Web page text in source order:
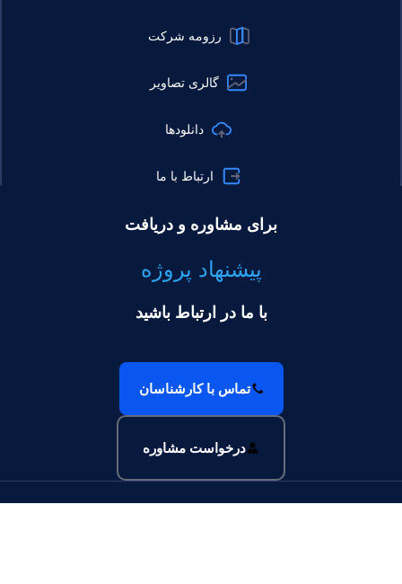
رزومه شرکت
گالری تصاویر
دانلودها
ارتباط با ما
برای مشاوره و دریافت
پیشنهاد پروژه
با ما در ارتباط باشید
تماس با کارشناسان
درخواست مشاوره